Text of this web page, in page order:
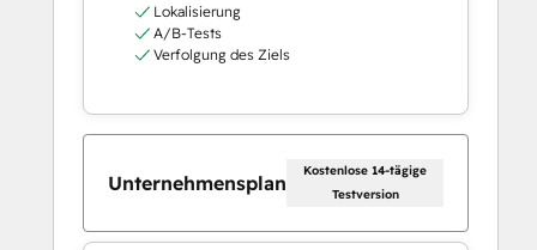
Lokalisierung
A/B-Tests
Verfolgung des Ziels
Unternehmensplan
Kostenlose 14-tägige
Testversion